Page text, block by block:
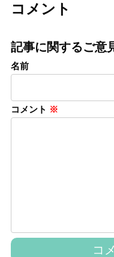
コメント
記事に関するご意
名前
コメント ※